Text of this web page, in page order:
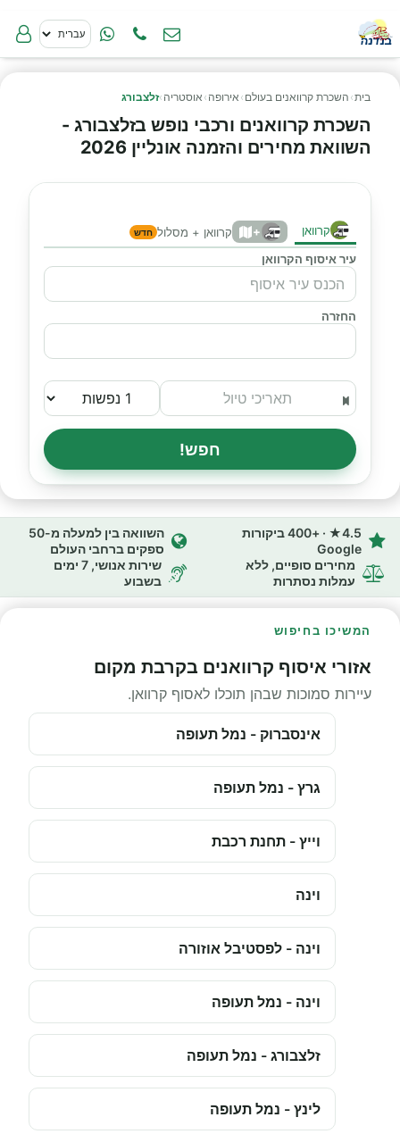
בית› השכרת קרוואנים בעולם › אירופה › אוסטריה ›זלצבורג
השכרת קרוואנים ורכבי נופש בזלצבורג -
השוואת מחירים והזמנה אונליין 2026
קרוואן + קרוואן + מסלול חדש
עיר איסוף הקרוואן
החזרה
חפש!
4.5★ · +400 ביקורות
Google
השוואה בין למעלה מ-50
ספקים ברחבי העולם
מחירים סופיים, ללא
עמלות נסתרות
שירות אנושי, 7 ימים
בשבוע
המשיכו בחיפוש
אזורי איסוף קרוואנים בקרבת מקום
עיירות סמוכות שבהן תוכלו לאסוף קרוואן.
אינסברוק - נמל תעופה
גרץ - נמל תעופה
וייץ - תחנת רכבת
וינה
וינה - לפסטיבל אוזורה
וינה - נמל תעופה
זלצבורג - נמל תעופה
לינץ - נמל תעופה